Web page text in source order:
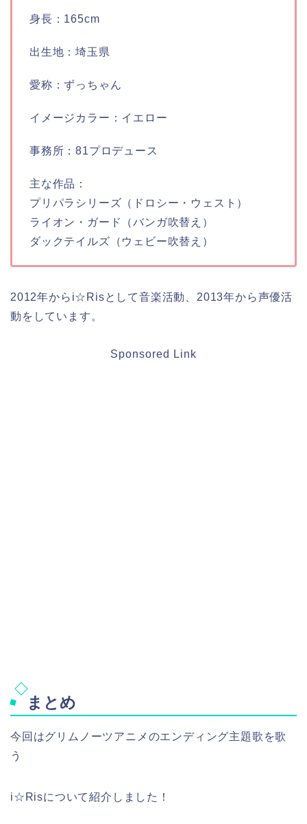
身長：165cm
出生地：埼玉県
愛称：ずっちゃん
イメージカラー：イエロー
事務所：81プロデュース
主な作品：
プリパラシリーズ（ドロシー・ウェスト）
ライオン・ガード（バンガ吹替え）
ダックテイルズ（ウェビー吹替え）
2012年からi☆Risとして音楽活動、2013年から声優活
動をしています。
Sponsored Link
まとめ
今回はグリムノーツアニメのエンディング主題歌を歌
う
i☆Risについて紹介しました！